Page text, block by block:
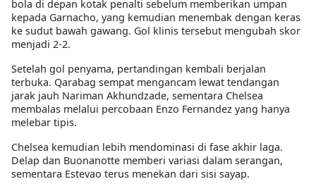
bola di depan kotak penalti sebelum memberikan umpan
kepada Garnacho, yang kemudian menembak dengan keras
ke sudut bawah gawang. Gol klinis tersebut mengubah skor
menjadi 2-2.
Setelah gol penyama, pertandingan kembali berjalan
terbuka. Qarabag sempat mengancam lewat tendangan
jarak jauh Nariman Akhundzade, sementara Chelsea
membalas melalui percobaan Enzo Fernandez yang hanya
melebar tipis.
Chelsea kemudian lebih mendominasi di fase akhir laga.
Delap dan Buonanotte memberi variasi dalam serangan,
sementara Estevao terus menekan dari sisi sayap.